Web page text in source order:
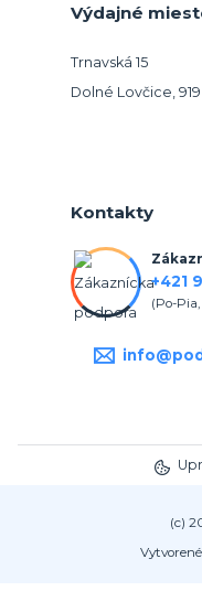
Výdajné
Trnavská 15
Dolné Lovčice, 919
Kontakty
+421
(Po-Pia,
(c)